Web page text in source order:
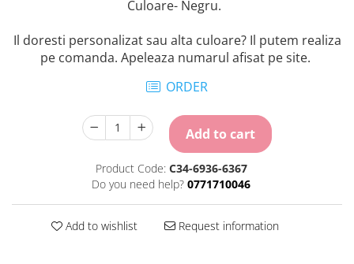
Culoare- Negru.
Il doresti personalizat sau alta culoare? Il putem realiza
pe comanda. Apeleaza numarul afisat pe site.
ORDER
Add to cart
Product Code: C34-6936-6367
Do you need help? 0771710046
Add to wishlist Request information